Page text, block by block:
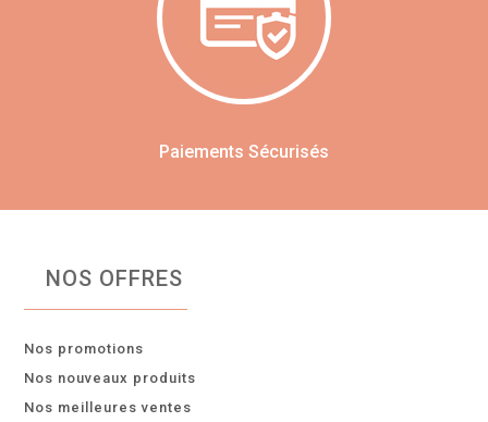
Paiements Sécurisés
NOS OFFRES
Nos promotions
Nos nouveaux produits
Nos meilleures ventes